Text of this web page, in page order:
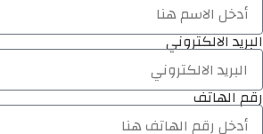
البريد الالكتروني
رقم الهاتف